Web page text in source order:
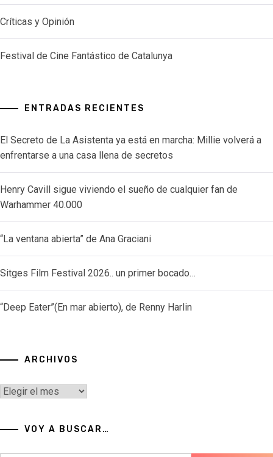
Críticas y Opinión
Festival de Cine Fantástico de Catalunya
ENTRADAS RECIENTES
El Secreto de La Asistenta ya está en marcha: Millie volverá a
enfrentarse a una casa llena de secretos
Henry Cavill sigue viviendo el sueño de cualquier fan de
Warhammer 40.000
“La ventana abierta” de Ana Graciani
Sitges Film Festival 2026.. un primer bocado…
“Deep Eater”(En mar abierto), de Renny Harlin
ARCHIVOS
Archivos
VOY A BUSCAR…